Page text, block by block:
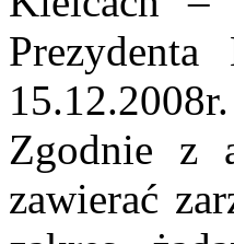
15.12.2008r.
Zgodnie z
zawierać